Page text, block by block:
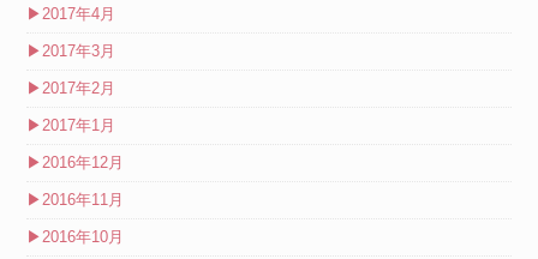
▶2017年4月
▶2017年3月
▶2017年2月
▶2017年1月
▶2016年12月
▶2016年11月
▶2016年10月